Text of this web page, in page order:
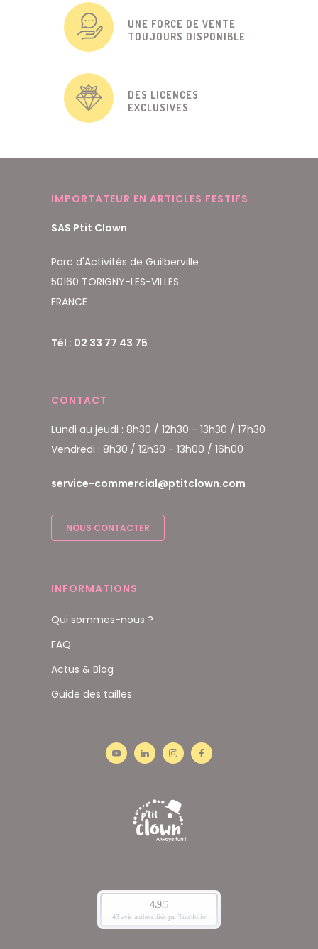
UNE FORCE DE VENTE
TOUJOURS DISPONIBLE
DES LICENCES
EXCLUSIVES
IMPORTATEUR EN ARTICLES FESTIFS
SAS Ptit Clown
Parc d'Activités de Guilberville
50160 TORIGNY-LES-VILLES
FRANCE
Tél : 02 33 77 43 75
CONTACT
Lundi au jeudi : 8h30 / 12h30 - 13h30 / 17h30
Vendredi : 8h30 / 12h30 - 13h00 / 16h00
service-commercial@ptitclown.com
NOUS CONTACTER
INFORMATIONS
Qui sommes-nous ?
FAQ
Actus & Blog
Guide des tailles